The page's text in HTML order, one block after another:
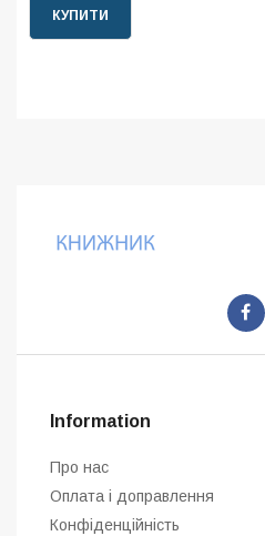
КУПИТИ
Information
Про нас
Оплата і доправлення
Конфіденційність